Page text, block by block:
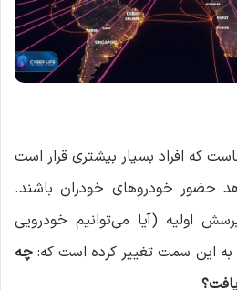
که افراد بسیار بیشتری قرار است
حضور خودروهای خودران باشند.
اولیه (آیا می‌توانیم خودرویی
به این سمت تغییر کرده است که: چه